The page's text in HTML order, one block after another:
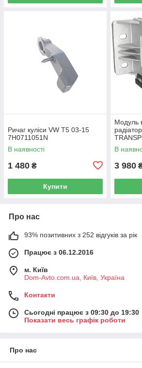
Ричаг куліси VW T5 03-15
7H0711051N
В наявності
1 480 ₴
Купити
Модуль
Фургон
В
3 980
Про нас
93% позитивних з 252 відгуків за рік
Працює з 06.12.2016
м. Київ
Dom-Avto.com.ua, Київ, Україна
Контакти
Сьогодні працює з 09:30 до 19:30
Показати весь графік роботи
Про нас